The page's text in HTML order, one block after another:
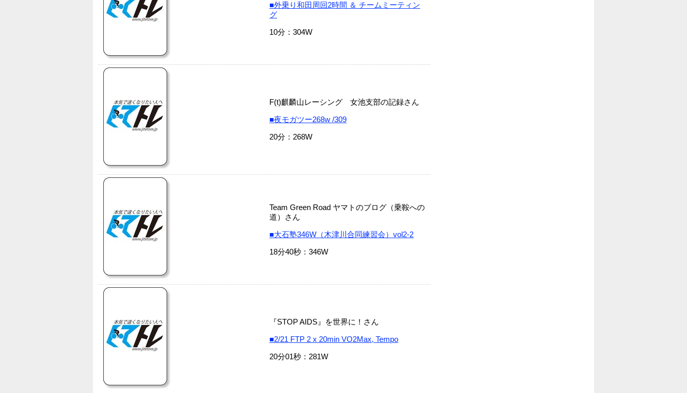
■外乗り和田周回2時間 ＆ チームミーティン
グ
10分：304W
F(t)麒麟山レーシング 女池支部の記録さん
■夜モガツー268w /309
20分：268W
Team Green Road ヤマトのブログ（乗鞍への
道）さん
■大石塾346W（木津川合同練習会）vol2-2
18分40秒：346W
『STOP AIDS』を世界に！さん
■2/21 FTP 2 x 20min VO2Max, Tempo
20分01秒：281W